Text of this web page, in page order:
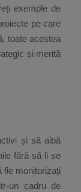
exemple de
pe care
toate acestea
și merită
și să aibă
fără să li se
fie monitorizați
un cadru de